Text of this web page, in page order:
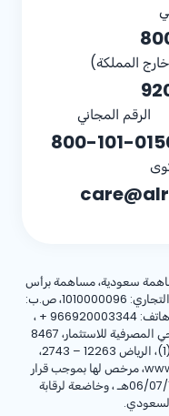
المملكة)
الرقم المجاني
800-101-
سعودية، مساهمة برأس
، رقم السجل التجاري: 1010000096، ص.ب:
+ 966920003344 ،
8001244455 العنوان الوطني: شركة الراجحي المصرفية للاستثمار، 8467
طريق الملك فهد – حي المروج، وحدة رقم (1)، الرياض 12263 – 2743،
الموقع الإلكتروني: www.alrajhibank.com.sa، مرخص لها بموجب قرار
معالي وزير المالية رقم 3/1698 وتاريخ 06/07/1408هـ ، وخاضعة لرقابة